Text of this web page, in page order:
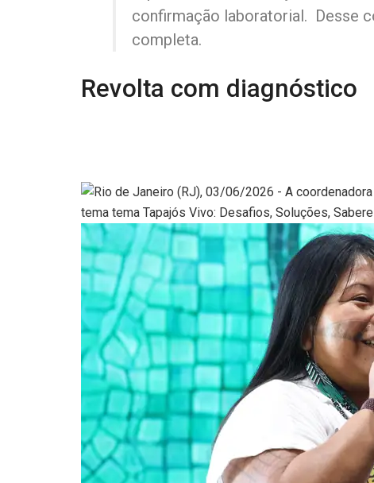
confirmação laboratorial. Desse
completa.
Revolta com diagnóstico